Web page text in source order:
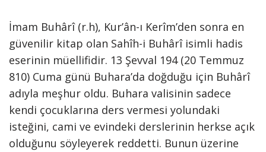
İmam Buhârî (r.h), Kur’ân-ı Kerîm’den sonra en
güvenilir kitap olan Sahîh-i Buhârî isimli hadis
eserinin müellifidir. 13 Şevval 194 (20 Temmuz
810) Cuma günü Buhara’da doğduğu için Buhârî
adıyla meşhur oldu. Buhara valisinin sadece
kendi çocuklarına ders vermesi yolundaki
isteğini, cami ve evindeki derslerinin herkse açık
olduğunu söyleyerek reddetti. Bunun üzerine